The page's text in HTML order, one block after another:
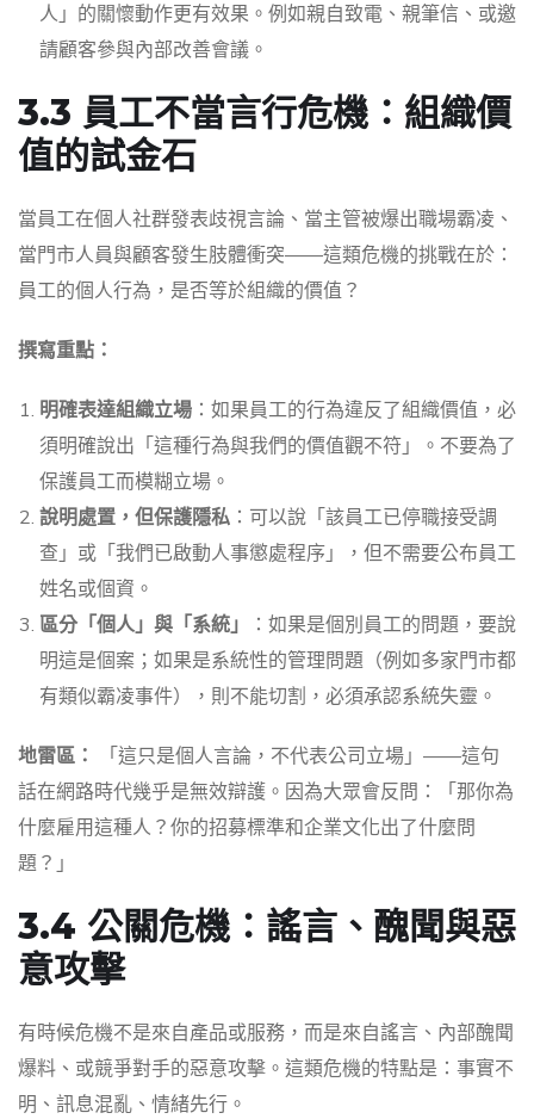
人」的關懷動作更有效果。例如親自致電、親筆信、或邀
請顧客參與內部改善會議。
3.3 員工不當言行危機：組織價
值的試金石
當員工在個人社群發表歧視言論、當主管被爆出職場霸凌、
當門市人員與顧客發生肢體衝突——這類危機的挑戰在於：
員工的個人行為，是否等於組織的價值？
撰寫重點：
明確表達組織立場 ：如果員工的行為違反了組織價值，必
須明確說出「這種行為與我們的價值觀不符」。不要為了
保護員工而模糊立場。
說明處置，但保護隱私 ：可以說「該員工已停職接受調
查」或「我們已啟動人事懲處程序」，但不需要公布員工
姓名或個資。
區分「個人」與「系統」
：如果是個別員工的問題，要說
明這是個案；如果是系統性的管理問題（例如多家門市都
有類似霸凌事件），則不能切割，必須承認系統失靈。
地雷區：
「這只是個人言論，不代表公司立場」——這句
話在網路時代幾乎是無效辯護。因為大眾會反問：「那你為
什麼雇用這種人？你的招募標準和企業文化出了什麼問
題？」
3.4 公關危機：謠言、醜聞與惡
意攻擊
有時候危機不是來自產品或服務，而是來自謠言、內部醜聞
爆料、或競爭對手的惡意攻擊。這類危機的特點是：事實不
明、訊息混亂、情緒先行。